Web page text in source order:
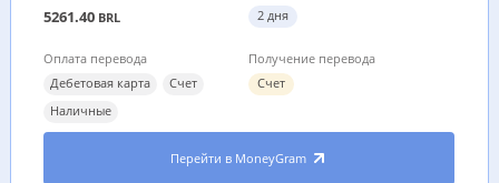
5261.40 BRL
2 дня
Оплата перевода
Дебетовая карта
Счет
Наличные
Получение перевода
Счет
Перейти в MoneyGram